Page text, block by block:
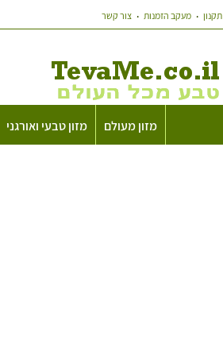
תקנון מעקב הזמנות צור קשר
מזון מעולם מזון טבעי ואורגני